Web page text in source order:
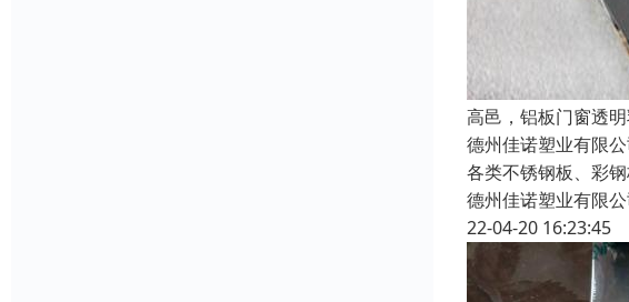
高邑，铝板门窗透
德州佳诺塑业有限
各类不锈钢板、彩
德州佳诺塑业有限公
22-04-20 16:23:45